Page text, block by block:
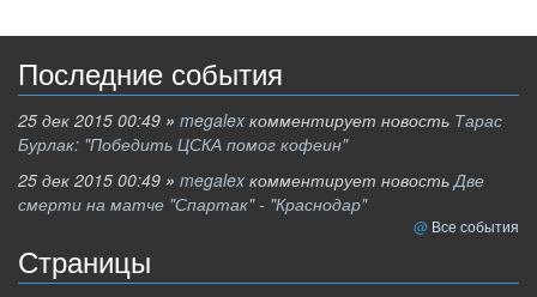
Последние события
25 дек 2015 00:49 » megalex комментирует новость Тарас
Бурлак: "Победить ЦСКА помог кофеин"
25 дек 2015 00:49 » megalex комментирует новостьДве
смерти на матче "Спартак" - "Краснодар"
Все события
Страницы